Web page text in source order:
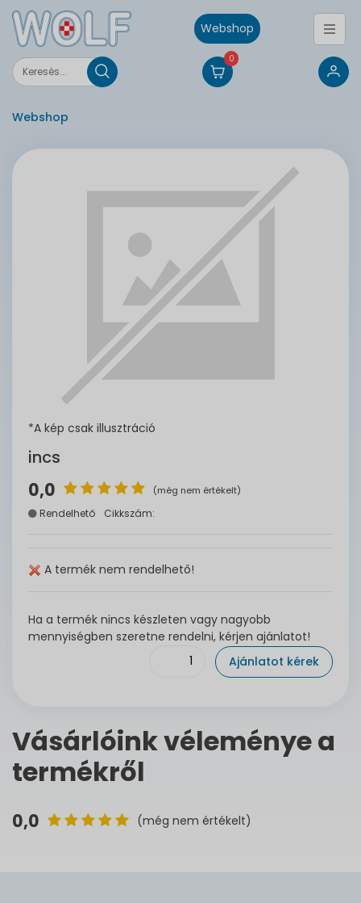
Webshop
0
Webshop
*A kép csak illusztráció
incs
0,0 (még nem értékelt)
Rendelhető Cikkszám:
A termék nem rendelhető!
Ha a termék nincs készleten vagy nagyobb
mennyiségben szeretne rendelni, kérjen ajánlatot!
Ajánlatot kérek
Vásárlóink véleménye a
termékről
0,0 (még nem értékelt)